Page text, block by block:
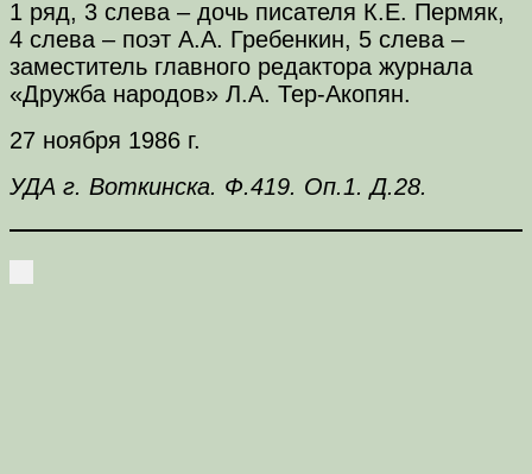
1 ряд, 3 слева – дочь писателя К.Е. Пермяк,
4 слева – поэт А.А. Гребенкин, 5 слева –
заместитель главного редактора журнала
«Дружба народов» Л.А. Тер-Акопян.
27 ноября 1986 г.
УДА г. Воткинска. Ф.419. Оп.1. Д.28.